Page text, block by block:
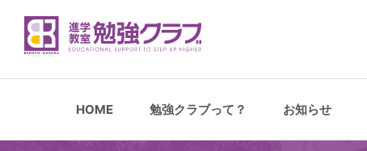
HOME 勉強クラブって？ お知らせ